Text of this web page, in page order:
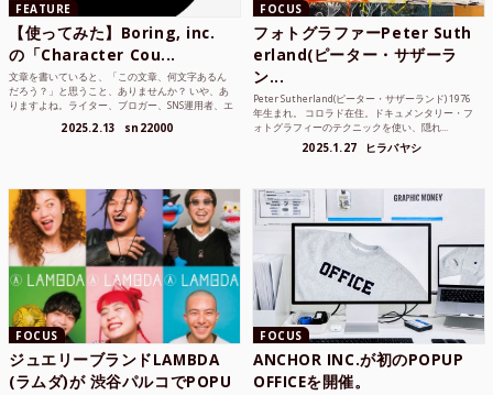
FEATURE
【使ってみた】Boring, inc.
の「Character Cou...
文章を書いていると、「この文章、何文字あるん
だろう？」と思うこと、ありませんか？ いや、あ
りますよね。ライター、ブロガー、SNS運用者、エ
2025.2.13 sn22000
FOCUS
フォトグラファーPeter Suth
erland(ピーター・サザーラ
ン...
Peter Sutherland(ピーター・サザーランド) 1976
年生まれ。 コロラド在住。ドキュメンタリー・フ
ォトグラフィーのテクニックを使い、隠れ...
2025.1.27 ヒラバヤシ
FOCUS
ジュエリーブランドLAMBDA
(ラムダ)が 渋谷パルコでPOPU
FOCUS
ANCHOR INC.が初のPOPUP
OFFICEを開催。